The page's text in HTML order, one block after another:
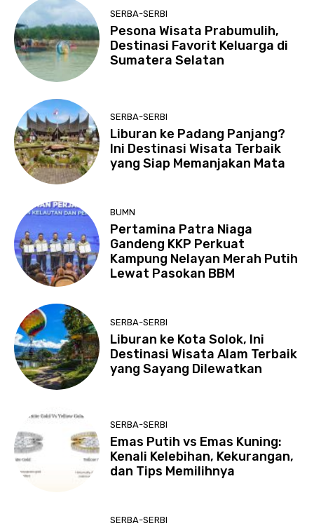
SERBA-SERBI
Pesona Wisata Prabumulih,
Destinasi Favorit Keluarga di
Sumatera Selatan
SERBA-SERBI
Liburan ke Padang Panjang?
Ini Destinasi Wisata Terbaik
yang Siap Memanjakan Mata
BUMN
Pertamina Patra Niaga
Gandeng KKP Perkuat
Kampung Nelayan Merah Putih
Lewat Pasokan BBM
SERBA-SERBI
Liburan ke Kota Solok, Ini
Destinasi Wisata Alam Terbaik
yang Sayang Dilewatkan
SERBA-SERBI
Emas Putih vs Emas Kuning:
Kenali Kelebihan, Kekurangan,
dan Tips Memilihnya
SERBA-SERBI